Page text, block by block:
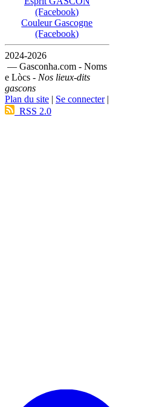
(Facebook)
Couleur Gascogne
(Facebook)
2024-2026
— Gasconha.com - Noms
e Lòcs - Nos lieux-dits
gascons
Plan du site | Se connecter|
RSS 2.0